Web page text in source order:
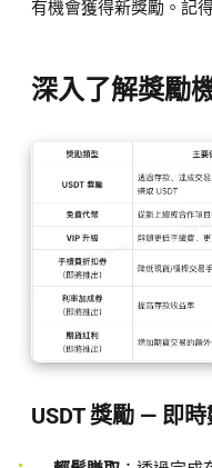
有機會獲得新獎勵。記
深入了解獎勵
USDT 獎勵 — 即